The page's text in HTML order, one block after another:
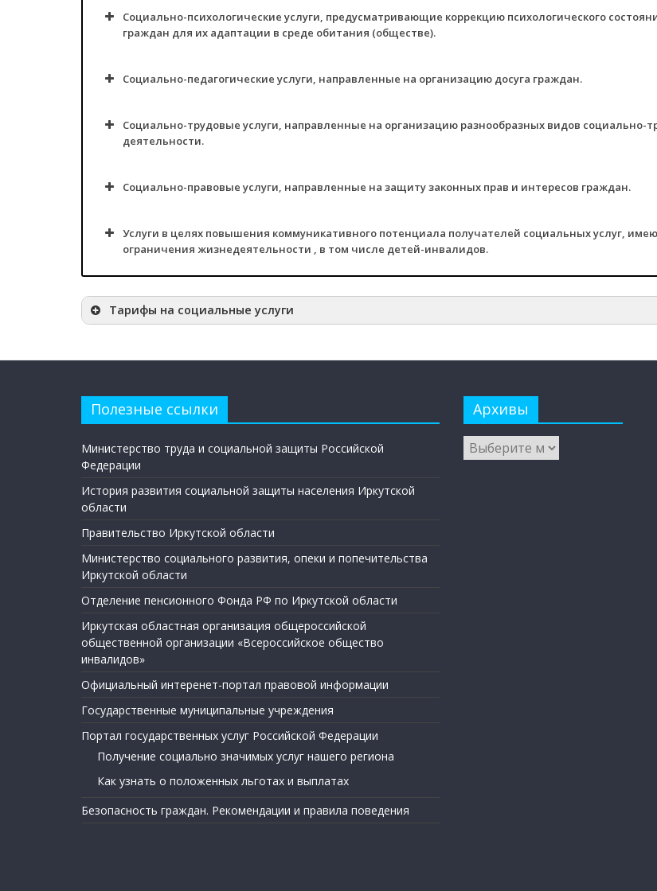
Социально-психологические услуги, предусматривающие коррекцию психологического
граждан для их адаптации в среде обитания (обществе).
Социально-педагогические услуги, направленные на организацию досуга граждан.
Социально-трудовые услуги, направленные на организацию разнообразных видов социально-
деятельности.
Социально-правовые услуги, направленные на защиту законных прав и интересов граждан.
Услуги в целях повышения коммуникативного потенциала получателей социальных услуг,
ограничения жизнедеятельности , в том числе детей-инвалидов.
Тарифы на социальные услуги
Полезные ссылки
Министерство труда и социальной защиты Российской
Федерации
История развития социальной защиты населения Иркутской
области
Правительство Иркутской области
Министерство социального развития, опеки и попечительства
Иркутской области
Отделение пенсионного Фонда РФ по Иркутской области
Иркутская областная организация общероссийской
общественной организации «Всероссийское общество
инвалидов»
Официальный интеренет-портал правовой информации
Государственные муниципальные учреждения
Портал государственных услуг Российской Федерации
Получение социально значимых услуг нашего региона
Как узнать о положенных льготах и выплатах
Безопасность граждан. Рекомендации и правила поведения
Архивы